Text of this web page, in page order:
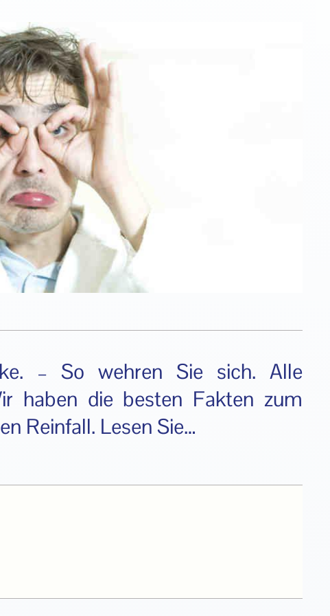
– So wehren Sie sich. Alle
haben die besten Fakten zum
Reinfall. Lesen Sie…